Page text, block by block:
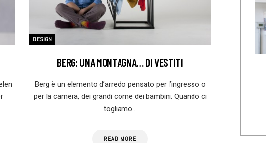
DESIGN
BERG: UNA MONTAGNA… DI VESTITI
Berg è un elemento d’arredo pensato per l’ingresso o
per la camera, dei grandi come dei bambini. Quando ci
togliamo…
READ MORE